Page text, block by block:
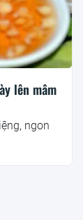
lên mâm
ngon